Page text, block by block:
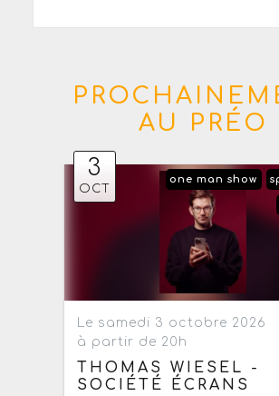
AU PRÉO
3
OCT
one man show
Le samedi 3 octobre 2026
à partir de 20h
THOMAS WIESEL -
SOCIÉTÉ ÉCRANS